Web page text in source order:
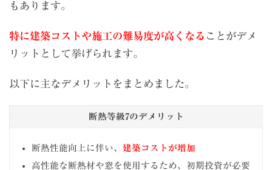
もあります。
特に建築コストや施工の難易度が高くなる ことがデメ
リットとして挙げられます。
以下に主なデメリットをまとめました。
断熱等級7のデメリット
断熱性能向上に伴い、 建築コストが増加
高性能な断熱材や窓を使用するため、初期投資が必要